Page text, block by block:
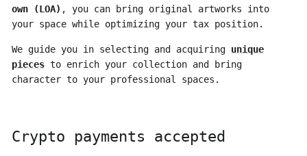
own (LOA) , you can bring original artworks into
your space while optimizing your tax position.
We guide you in selecting and acquiring unique
pieces to enrich your collection and bring
character to your professional spaces.
Crypto payments accepted